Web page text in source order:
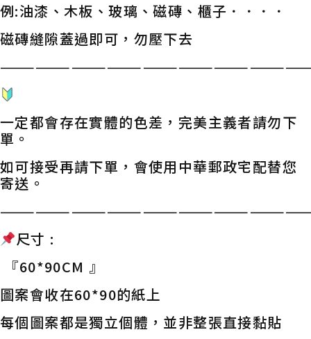
例:油漆、木板、玻璃、磁磚、櫃子．．．．
磁磚縫隙蓋過即可，勿壓下去
一定都會存在實體的色差，完美主義者請勿下
單。
如可接受再請下單，會使用中華郵政宅配替您
寄送。
尺寸 :
『60*90CM 』
圖案會收在60*90的紙上
每個圖案都是獨立個體，並非整張直接黏貼